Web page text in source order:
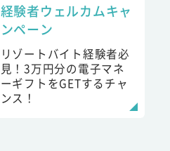
経験者ウェルカムキャ
ンペーン
リゾートバイト経験者必
見！3万円分の電子マネ
ーギフトをGETするチャ
ンス！